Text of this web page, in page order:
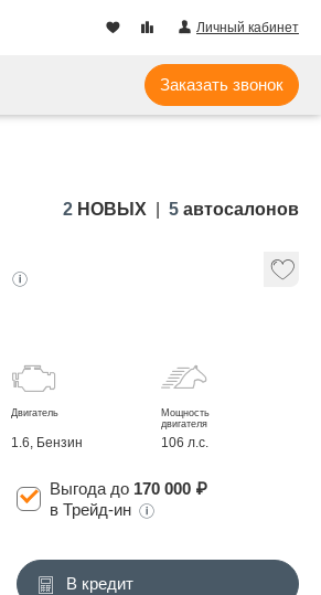
Личный кабинет
Заказать звонок
2 НОВЫХ 5 автосалонов
Двигатель
1.6, Бензин
Мощность
двигателя
106 л.с.
Выгода до 170 000 ₽
в Трейд-ин
В кредит